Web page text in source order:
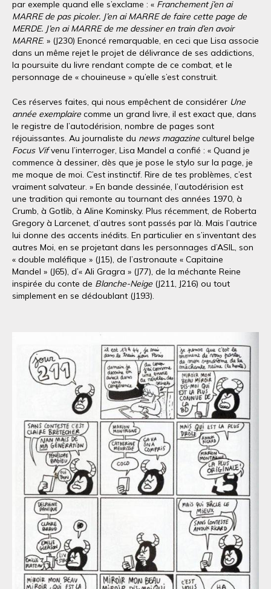
par exemple quand elle s’exclame : « Franchement j’en ai
MARRE de pas picoler. J’en ai MARRE de faire cette page de
MERDE. J’en ai MARRE de me dessiner en train d’en avoir
MARRE. » (J230) Enoncé remarquable, en ceci que Lisa associe
dans un même rejet le projet de délivrance de ses addictions,
la poursuite du livre rendant compte de ce combat, et le
personnage de « chouineuse » qu’elle s’est construit.
Ces réserves faites, qui nous empêchent de considérer Une
année exemplaire comme un grand livre, il est exact que, dans
le registre de l’autodérision, nombre de pages sont
réjouissantes. Au journaliste du news magazine culturel belge
Focus Vifvenu l’interroger, Lisa Mandel a confié : « Quand je
commence à dessiner, dès que je pose le stylo sur la page, je
me moque de moi. C’est instinctif. Rire de tes problèmes, c’est
vraiment salvateur. » En bande dessinée, l’autodérision est
une tradition qui remonte au tournant des années 1970, à
Crumb, à Gotlib, à Aline Kominsky. Plus récemment, de Roberta
Gregory à Larcenet, d’autres sont passés par là. Mais l’autrice
lui donne des accents inédits. En particulier en s’inventant des
autres Moi, en se projetant dans les personnages d’ASIL, son
« double maléfique » (J15), de l’astronaute « Capitaine
Mandel » (J65), d’« Ali Gragra » (J77), de la méchante Reine
inspirée du conte de Blanche-Neige (J211, J216) ou tout
simplement en se dédoublant (J193).